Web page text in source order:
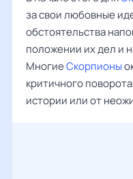
за свои любовные
обстоятельства
положении их дел и
МногиеСкорпионы
критичного
истории или от